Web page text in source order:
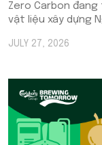
Zero Carbon
vật liệu xây dựng
JULY 27, 2026